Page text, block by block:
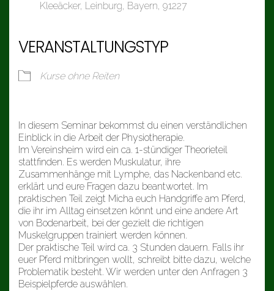
Kleeäcker, Leinburg, Bayern, 91227
VERANSTALTUNGSTYP
Kurse ohne Reiten
In diesem Seminar bekommst du einen verständlichen
Einblick in die Arbeit der Physiotherapie.
Im Vereinsheim wird ein ca. 1-stündiger Theorieteil
stattfinden. Es werden Muskulatur, ihre
Zusammenhänge mit Lymphe, das Nackenband etc.
erklärt und eure Fragen dazu beantwortet. Im
praktischen Teil zeigt Micha euch Handgriffe am Pferd,
die ihr im Alltag einsetzen könnt und eine andere Art
von Bodenarbeit, bei der gezielt die richtigen
Muskelgruppen trainiert werden können.
Der praktische Teil wird ca. 3 Stunden dauern. Falls ihr
euer Pferd mitbringen wollt, schreibt bitte dazu, welche
Problematik besteht. Wir werden unter den Anfragen 3
Beispielpferde auswählen.